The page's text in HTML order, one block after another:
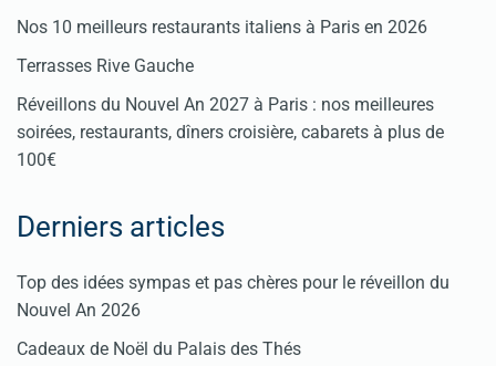
Nos 10 meilleurs restaurants italiens à Paris en 2026
Terrasses Rive Gauche
Réveillons du Nouvel An 2027 à Paris : nos meilleures
soirées, restaurants, dîners croisière, cabarets à plus de
100€
Derniers articles
Top des idées sympas et pas chères pour le réveillon du
Nouvel An 2026
Cadeaux de Noël du Palais des Thés